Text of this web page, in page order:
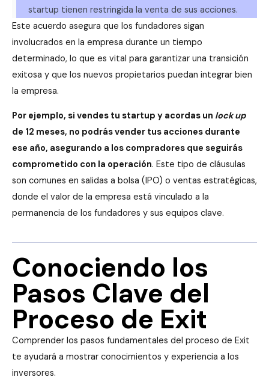
startup tienen restringida la venta de sus acciones.
Este acuerdo asegura que los fundadores sigan
involucrados en la empresa durante un tiempo
determinado, lo que es vital para garantizar una transición
exitosa y que los nuevos propietarios puedan integrar bien
la empresa.
Por ejemplo, si vendes tu startup y acordas un lock up
de 12 meses, no podrás vender tus acciones durante
ese año, asegurando a los compradores que seguirás
comprometido con la operación. Este tipo de cláusulas
son comunes en salidas a bolsa (IPO) o ventas estratégicas,
donde el valor de la empresa está vinculado a la
permanencia de los fundadores y sus equipos clave.
Conociendo los
Pasos Clave del
Proceso de Exit
Comprender los pasos fundamentales del proceso de Exit
te ayudará a mostrar conocimientos y experiencia a los
inversores.